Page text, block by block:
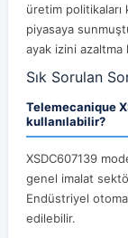
üretim politikaları
piyasaya
ayak izini azaltma
Sık Sorulan
Telemecanique
kullanılabilir?
XSDC607139
genel imalat
Endüstriyel
edilebilir.